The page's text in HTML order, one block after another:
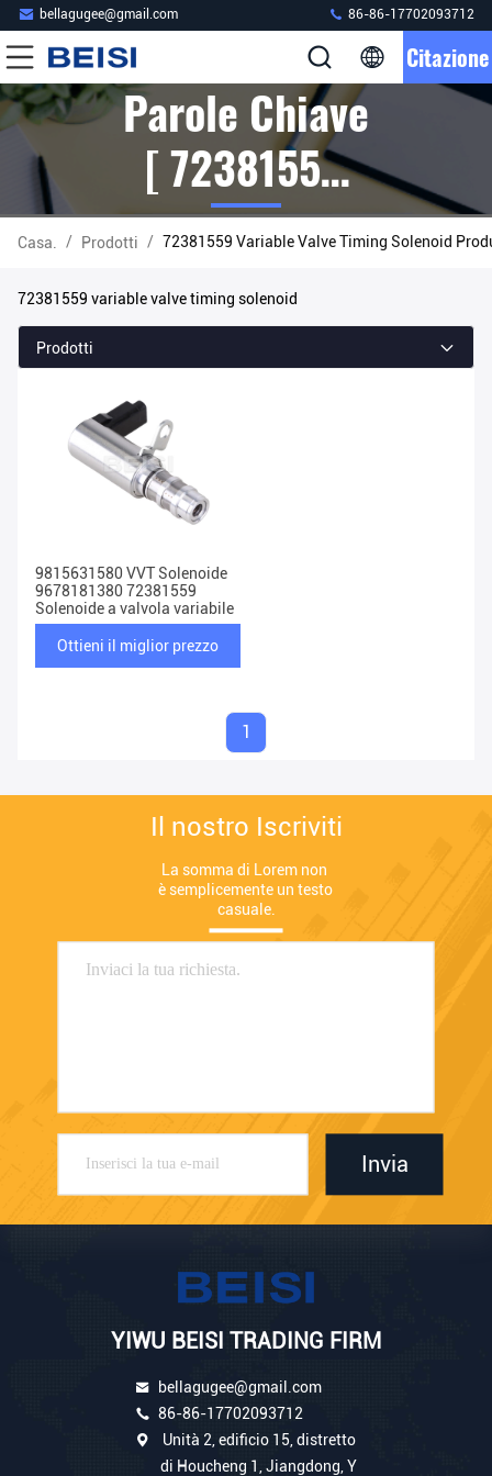
bellagugee@gmail.com 86-86-17702093712
Citazione
Parole Chiave
[ 72381559
Variable
Valve Timing
Solenoid ]
Partita 1
Prodotti
Casa. / Prodotti / 72381559 Variable Valve Timing Solenoid
72381559 variable valve timing solenoid
Prodotti
9815631580 VVT Solenoide
9678181380 72381559
Solenoide a valvola variabile
Ottieni il miglior prezzo
1
Il nostro Iscriviti
La somma di Lorem non
è semplicemente un testo
casuale.
Invia
YIWU BEISI TRADING FIRM
bellagugee@gmail.com
86-86-17702093712
Unità 2, edificio 15, distretto
di Houcheng 1, Jiangdong, Y